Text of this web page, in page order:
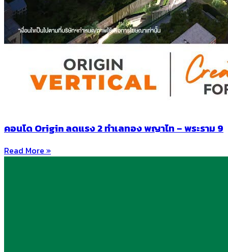
คอนโด Origin ลดแรง 2 ทำเลทอง พญาไท – พระราม 9
Read More »